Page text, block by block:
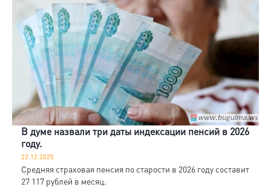
В думе назвали три даты индексации пенсий в 2026
году.
22.12.2025
Средняя страховая пенсия по старости в 2026 году составит
27 117 рублей в месяц.